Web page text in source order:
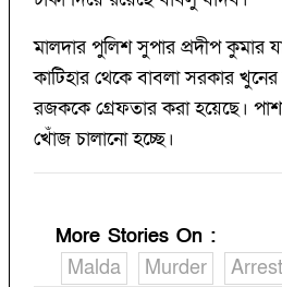
মালদার পুলিশ সুপার প্রদীপ কুমার
কাটিহার থেকে বাবলা সরকার
রজককে গ্রেফতার করা হয়েছে।
খোঁজ চালানো হচ্ছে।
More Stories On :
Malda
Murder Arrest